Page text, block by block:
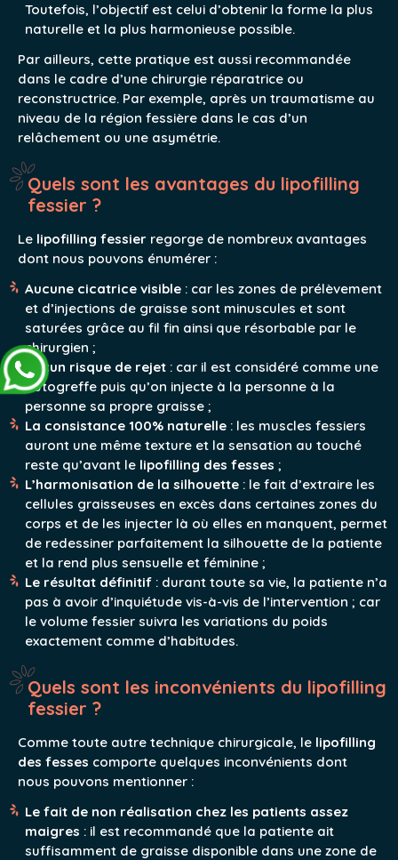
Toutefois, l’objectif est celui d’obtenir la forme la plus
naturelle et la plus harmonieuse possible.
Par ailleurs, cette pratique est aussi recommandée
dans le cadre d’une chirurgie réparatrice ou
reconstructrice. Par exemple, après un traumatisme au
niveau de la région fessière dans le cas d’un
relâchement ou une asymétrie.
Quels sont les avantages du lipofilling
fessier ?
Le lipofilling fessier regorge de nombreux avantages
dont nous pouvons énumérer :
Aucune cicatrice visible : car les zones de prélèvement
et d’injections de graisse sont minuscules et sont
saturées grâce au fil fin ainsi que résorbable par le
chirurgien ;
Aucun risque de rejet : car il est considéré comme une
autogreffe puis qu’on injecte à la personne à la
personne sa propre graisse ;
La consistance 100% naturelle : les muscles fessiers
auront une même texture et la sensation au touché
reste qu’avant le lipofilling des fesses ;
L’harmonisation de la silhouette : le fait d’extraire les
cellules graisseuses en excès dans certaines zones du
corps et de les injecter là où elles en manquent, permet
de redessiner parfaitement la silhouette de la patiente
et la rend plus sensuelle et féminine ;
Le résultat définitif : durant toute sa vie, la patiente n’a
pas à avoir d’inquiétude vis-à-vis de l’intervention ; car
le volume fessier suivra les variations du poids
exactement comme d’habitudes.
Quels sont les inconvénients du lipofilling
fessier ?
Comme toute autre technique chirurgicale, le lipofilling
des fesses comporte quelques inconvénients dont
nous pouvons mentionner :
Le fait de non réalisation chez les patients assez
maigres : il est recommandé que la patiente ait
suffisamment de graisse disponible dans une zone de